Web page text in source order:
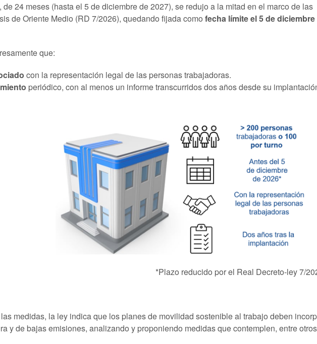
24 meses (hasta el 5 de diciembre de 2027), se redujo a la mitad en el marco de las
de Oriente Medio (RD 7/2026), quedando fijada como fecha límite el 5 de diciembre
que:
con la representación legal de las personas trabajadoras.
periódico, con al menos un informe transcurridos dos años desde su
*Plazo reducido por el Real Decreto-ley 7/
medidas, la ley indica que los planes de movilidad sostenible al trabajo deben
y de bajas emisiones, analizando y proponiendo medidas que contemplen, entre